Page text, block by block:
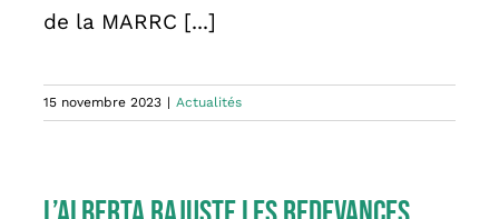
de la MARRC [...]
15 novembre 2023 | Actualités